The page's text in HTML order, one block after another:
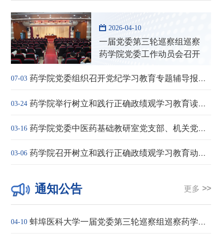
2026-04-10
一届党委第三轮巡察组巡察
药学院党委工作动员会召开
07-03 药学院党委组织召开党纪学习教育专题辅导报告会
03-24 药学院举行树立和践行正确政绩观学习教育读书班开班式
03-16 药学院党委中医药基础教研室党支部、机关党委教务处党支部联合开展植树节主题党日活动
03-06 药学院召开树立和践行正确政绩观学习教育动员部署会
通知公告 更多
04-10 蚌埠医科大学一届党委第三轮巡察组巡察药学院党委公告